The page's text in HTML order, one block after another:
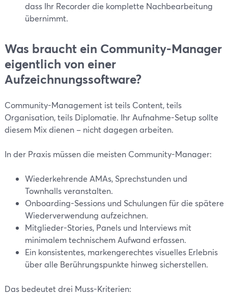
dass Ihr Recorder die komplette Nachbearbeitung
übernimmt.
Was braucht ein Community-Manager
eigentlich von einer
Aufzeichnungssoftware?
Community-Management ist teils Content, teils
Organisation, teils Diplomatie. Ihr Aufnahme-Setup sollte
diesem Mix dienen – nicht dagegen arbeiten.
In der Praxis müssen die meisten Community-Manager:
Wiederkehrende AMAs, Sprechstunden und
Townhalls veranstalten.
Onboarding-Sessions und Schulungen für die spätere
Wiederverwendung aufzeichnen.
Mitglieder-Stories, Panels und Interviews mit
minimalem technischem Aufwand erfassen.
Ein konsistentes, markengerechtes visuelles Erlebnis
über alle Berührungspunkte hinweg sicherstellen.
Das bedeutet drei Muss-Kriterien: